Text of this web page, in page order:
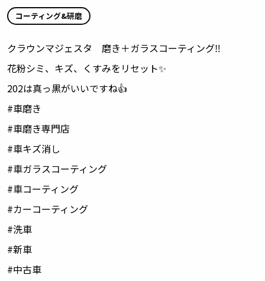
コーティング&研磨
クラウンマジェスタ 磨き＋ガラスコーティング‼️
花粉シミ、キズ、くすみをリセット✨
202は真っ黒がいいですね👍
#車磨き
#車磨き専門店
#車キズ消し
#車ガラスコーティング
#車コーティング
#カーコーティング
#洗車
#新車
#中古車